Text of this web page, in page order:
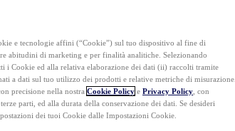
e tecnologie affini (“Cookie”) sul tuo dispositivo al fine di
abitudini di marketing e per finalità analitiche. Selezionando
i Cookie ed alla relativa elaborazione dei dati (ii) raccolti tramite
a dati sul tuo utilizzo dei prodotti e relative metriche di misurazione.
precisione nella nostra Cookie Policy e Privacy Policy , con
parti, ed alla durata della conservazione dei dati. Se desideri
dei tuoi Cookie dalle Impostazioni Cookie.